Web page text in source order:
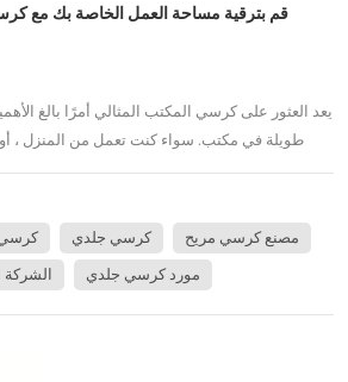
قم بترقية مساحة العمل الخاصة بك مع
يعد العثور على كرسي المكتب المثالي أمرًا بالغ
طويلة في مكتب. سواء كنت تعمل من المنزل ، أو
كرسي جلدي مصنع كرسي مريح
مورد كرسي جلدي